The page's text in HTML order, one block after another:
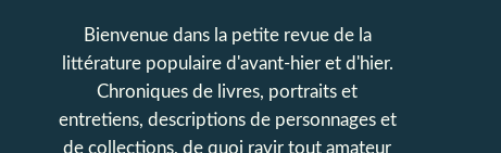
Bienvenue dans la petite revue de la
littérature populaire d'avant-hier et d'hier.
Chroniques de livres, portraits et
entretiens, descriptions de personnages et
de collections, de quoi ravir tout amateur